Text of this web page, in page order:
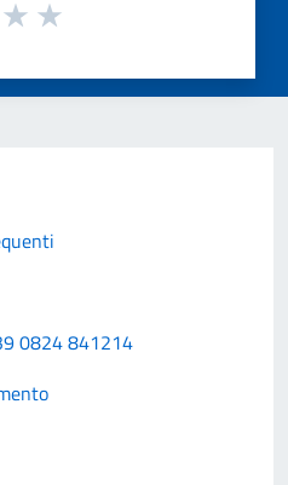
0824 841214